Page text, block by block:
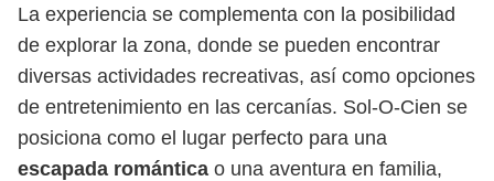
La experiencia se complementa con la posibilidad
de explorar la zona, donde se pueden encontrar
diversas actividades recreativas, así como opciones
de entretenimiento en las cercanías. Sol-O-Cien se
posiciona como el lugar perfecto para una
escapada romántica o una aventura en familia,